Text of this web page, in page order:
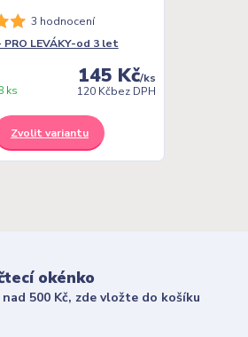
3 hodnocení
LEVÁKY-od 3 let
145 Kč/ks
120 Kčbez DPH
ks
Zvolit variantu
okénko
500 Kč, zde vložte do košíku